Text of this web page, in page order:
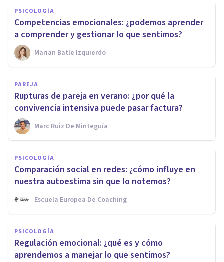
PSICOLOGÍA
Competencias emocionales: ¿podemos aprender
a comprender y gestionar lo que sentimos?
Marian Batle Izquierdo
PAREJA
Rupturas de pareja en verano: ¿por qué la
convivencia intensiva puede pasar factura?
Marc Ruiz De Minteguía
PSICOLOGÍA
Comparación social en redes: ¿cómo influye en
nuestra autoestima sin que lo notemos?
Escuela Europea De Coaching
PSICOLOGÍA
Regulación emocional: ¿qué es y cómo
aprendemos a manejar lo que sentimos?